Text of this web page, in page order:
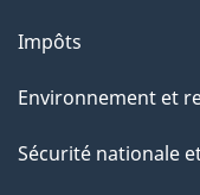
Impôts
Environnement et
Sécurité nationale